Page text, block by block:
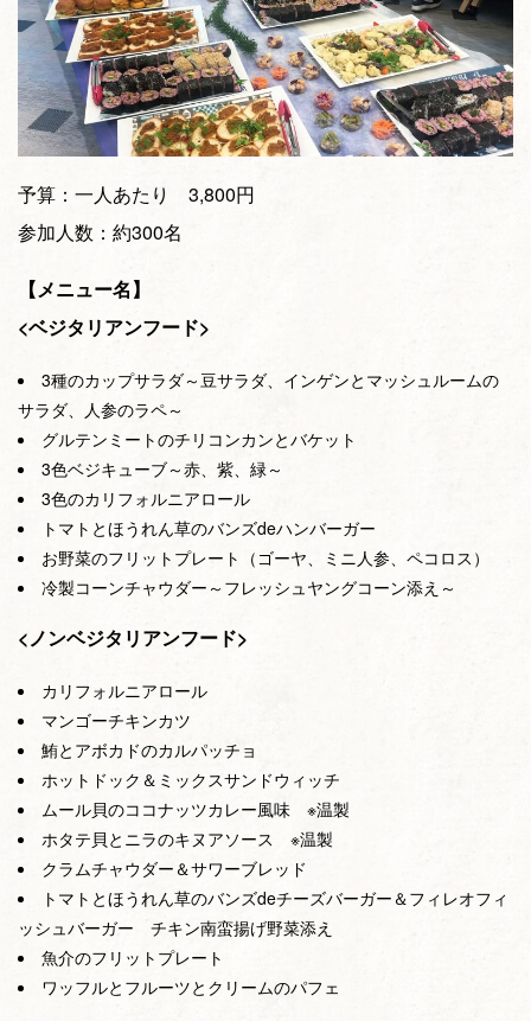
予算：一人あたり 3,800円
参加人数：約300名
【メニュー名】
<ベジタリアンフード>
3種のカップサラダ～豆サラダ、インゲンとマッシュルームの
サラダ、人参のラペ～
グルテンミートのチリコンカンとバケット
3色ベジキューブ～赤、紫、緑～
3色のカリフォルニアロール
トマトとほうれん草のバンズdeハンバーガー
お野菜のフリットプレート（ゴーヤ、ミニ人参、ペコロス）
冷製コーンチャウダー～フレッシュヤングコーン添え～
<ノンベジタリアンフード>
カリフォルニアロール
マンゴーチキンカツ
鮪とアボカドのカルパッチョ
ホットドック＆ミックスサンドウィッチ
ムール貝のココナッツカレー風味 ※温製
ホタテ貝とニラのキヌアソース ※温製
クラムチャウダー＆サワーブレッド
トマトとほうれん草のバンズdeチーズバーガー＆フィレオフィ
ッシュバーガー チキン南蛮揚げ野菜添え
魚介のフリットプレート
ワッフルとフルーツとクリームのパフェ